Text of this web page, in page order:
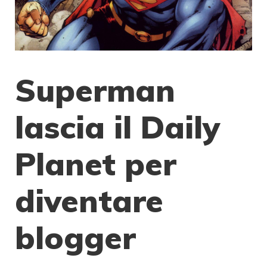
Superman
lascia il Daily
Planet per
diventare
blogger